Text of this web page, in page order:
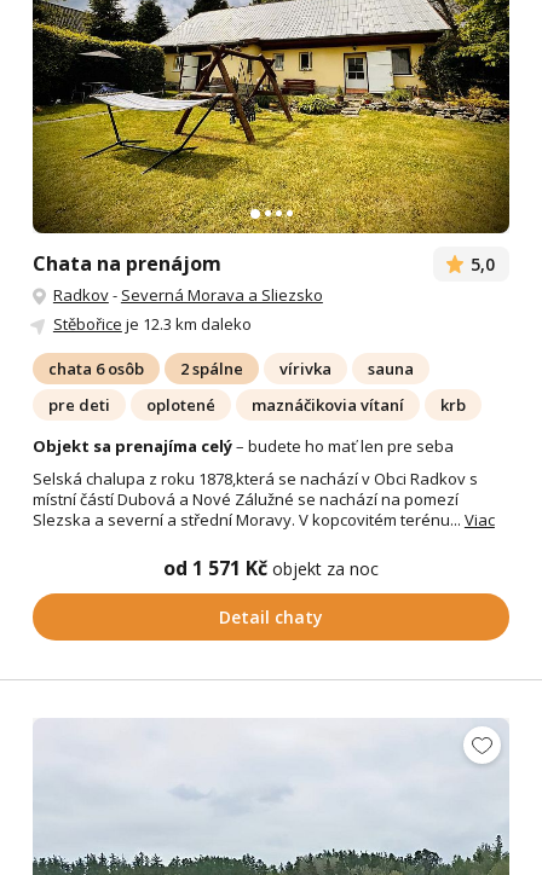
Chata na prenájom 5,0
Radkov- Severná Morava a Sliezsko
Stěbořice je 12.3 km daleko
chata 6 osôb 2 spálne vírivka
sauna
pre deti
oplotené maznáčikovia vítaní
krb
Objekt sa prenajíma celý– budete ho mať len pre seba
Selská chalupa z roku 1878,která se nachází v Obci Radkov s
místní částí Dubová a Nové Zálužné se nachází na pomezí
Slezska a severní a střední Moravy. V kopcovitém terénu... Viac
od 1 571 Kč objekt za noc
Detail chaty